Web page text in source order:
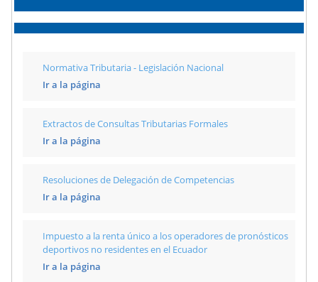
Normativa Tributaria - Legislación Nacional
Ir a la página
Extractos de Consultas Tributarias Formales
Ir a la página
Resoluciones de Delegación de Competencias
Ir a la página
Impuesto a la renta único a los operadores de pronósticos
deportivos no residentes en el Ecuador
Ir a la página